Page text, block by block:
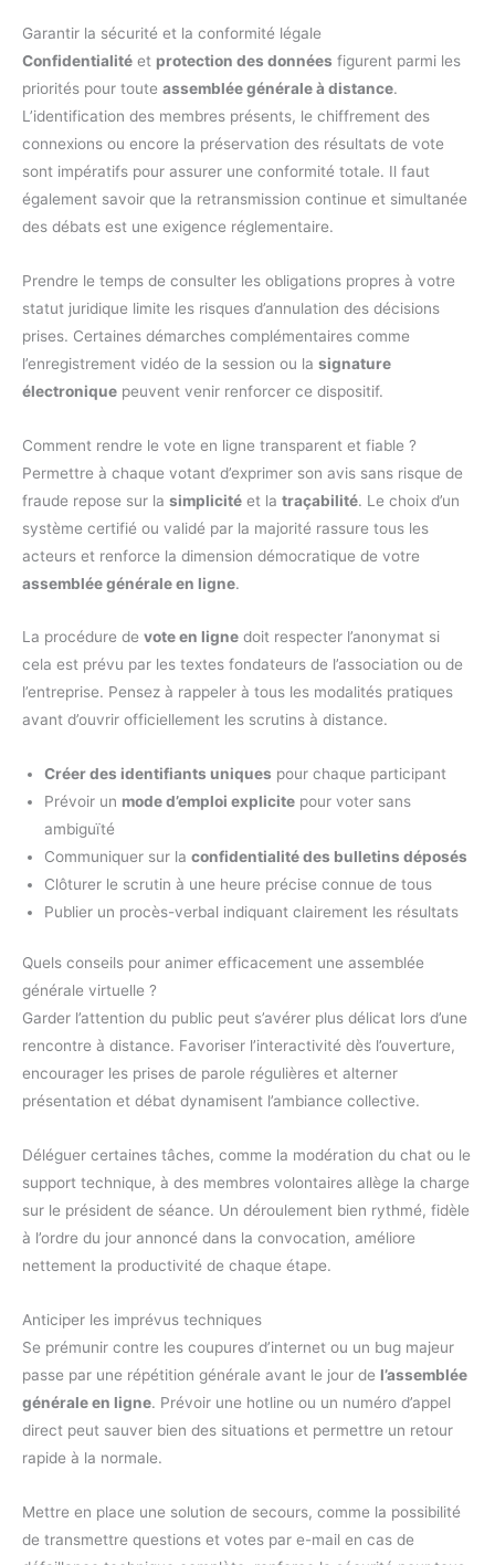
Garantir la sécurité et la conformité légale
Confidentialité et protection des données figurent parmi les
priorités pour toute assemblée générale à distance.
L’identification des membres présents, le chiffrement des
connexions ou encore la préservation des résultats de vote
sont impératifs pour assurer une conformité totale. Il faut
également savoir que la retransmission continue et simultanée
des débats est une exigence réglementaire.
Prendre le temps de consulter les obligations propres à votre
statut juridique limite les risques d’annulation des décisions
prises. Certaines démarches complémentaires comme
l’enregistrement vidéo de la session ou la signature
électronique peuvent venir renforcer ce dispositif.
Comment rendre le vote en ligne transparent et fiable ?
Permettre à chaque votant d’exprimer son avis sans risque de
fraude repose sur la simplicité et la traçabilité. Le choix d’un
système certifié ou validé par la majorité rassure tous les
acteurs et renforce la dimension démocratique de votre
assemblée générale en ligne.
La procédure de vote en ligne doit respecter l’anonymat si
cela est prévu par les textes fondateurs de l’association ou de
l’entreprise. Pensez à rappeler à tous les modalités pratiques
avant d’ouvrir officiellement les scrutins à distance.
Créer des identifiants uniques pour chaque participant
Prévoir un mode d’emploi explicite pour voter sans
ambiguïté
Communiquer sur la confidentialité des bulletins déposés
Clôturer le scrutin à une heure précise connue de tous
Publier un procès-verbal indiquant clairement les résultats
Quels conseils pour animer efficacement une assemblée
générale virtuelle ?
Garder l’attention du public peut s’avérer plus délicat lors d’une
rencontre à distance. Favoriser l’interactivité dès l’ouverture,
encourager les prises de parole régulières et alterner
présentation et débat dynamisent l’ambiance collective.
Déléguer certaines tâches, comme la modération du chat ou le
support technique, à des membres volontaires allège la charge
sur le président de séance. Un déroulement bien rythmé, fidèle
à l’ordre du jour annoncé dans la convocation, améliore
nettement la productivité de chaque étape.
Anticiper les imprévus techniques
Se prémunir contre les coupures d’internet ou un bug majeur
passe par une répétition générale avant le jour de l’assemblée
générale en ligne. Prévoir une hotline ou un numéro d’appel
direct peut sauver bien des situations et permettre un retour
rapide à la normale.
Mettre en place une solution de secours, comme la possibilité
de transmettre questions et votes par e-mail en cas de